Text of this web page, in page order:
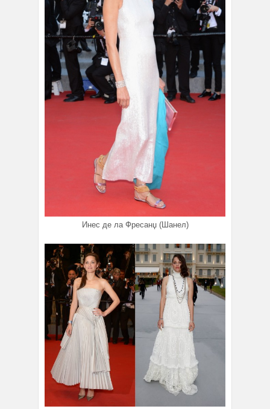
Инес де ла Фресанџ (Шанел)